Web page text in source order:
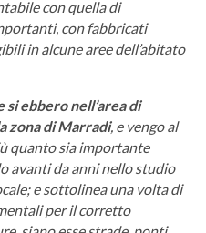
con quella di
con fabbricati
in alcune aree dell’abitato
ebbero nell’area di
zona di Marradi, e vengo al
quanto sia importante
avanti da anni nello studio
e sottolinea una volta di
per il corretto